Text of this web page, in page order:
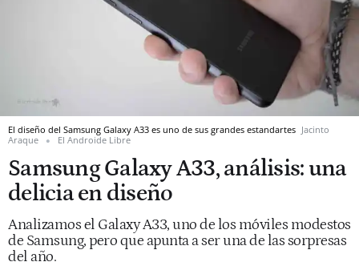
El diseño del Samsung Galaxy A33 es uno de sus grandes estandartes Jacinto
Araque
El Androide Libre
Samsung Galaxy A33, análisis: una
delicia en diseño
Analizamos el Galaxy A33, uno de los móviles modestos
de Samsung, pero que apunta a ser una de las sorpresas
del año.